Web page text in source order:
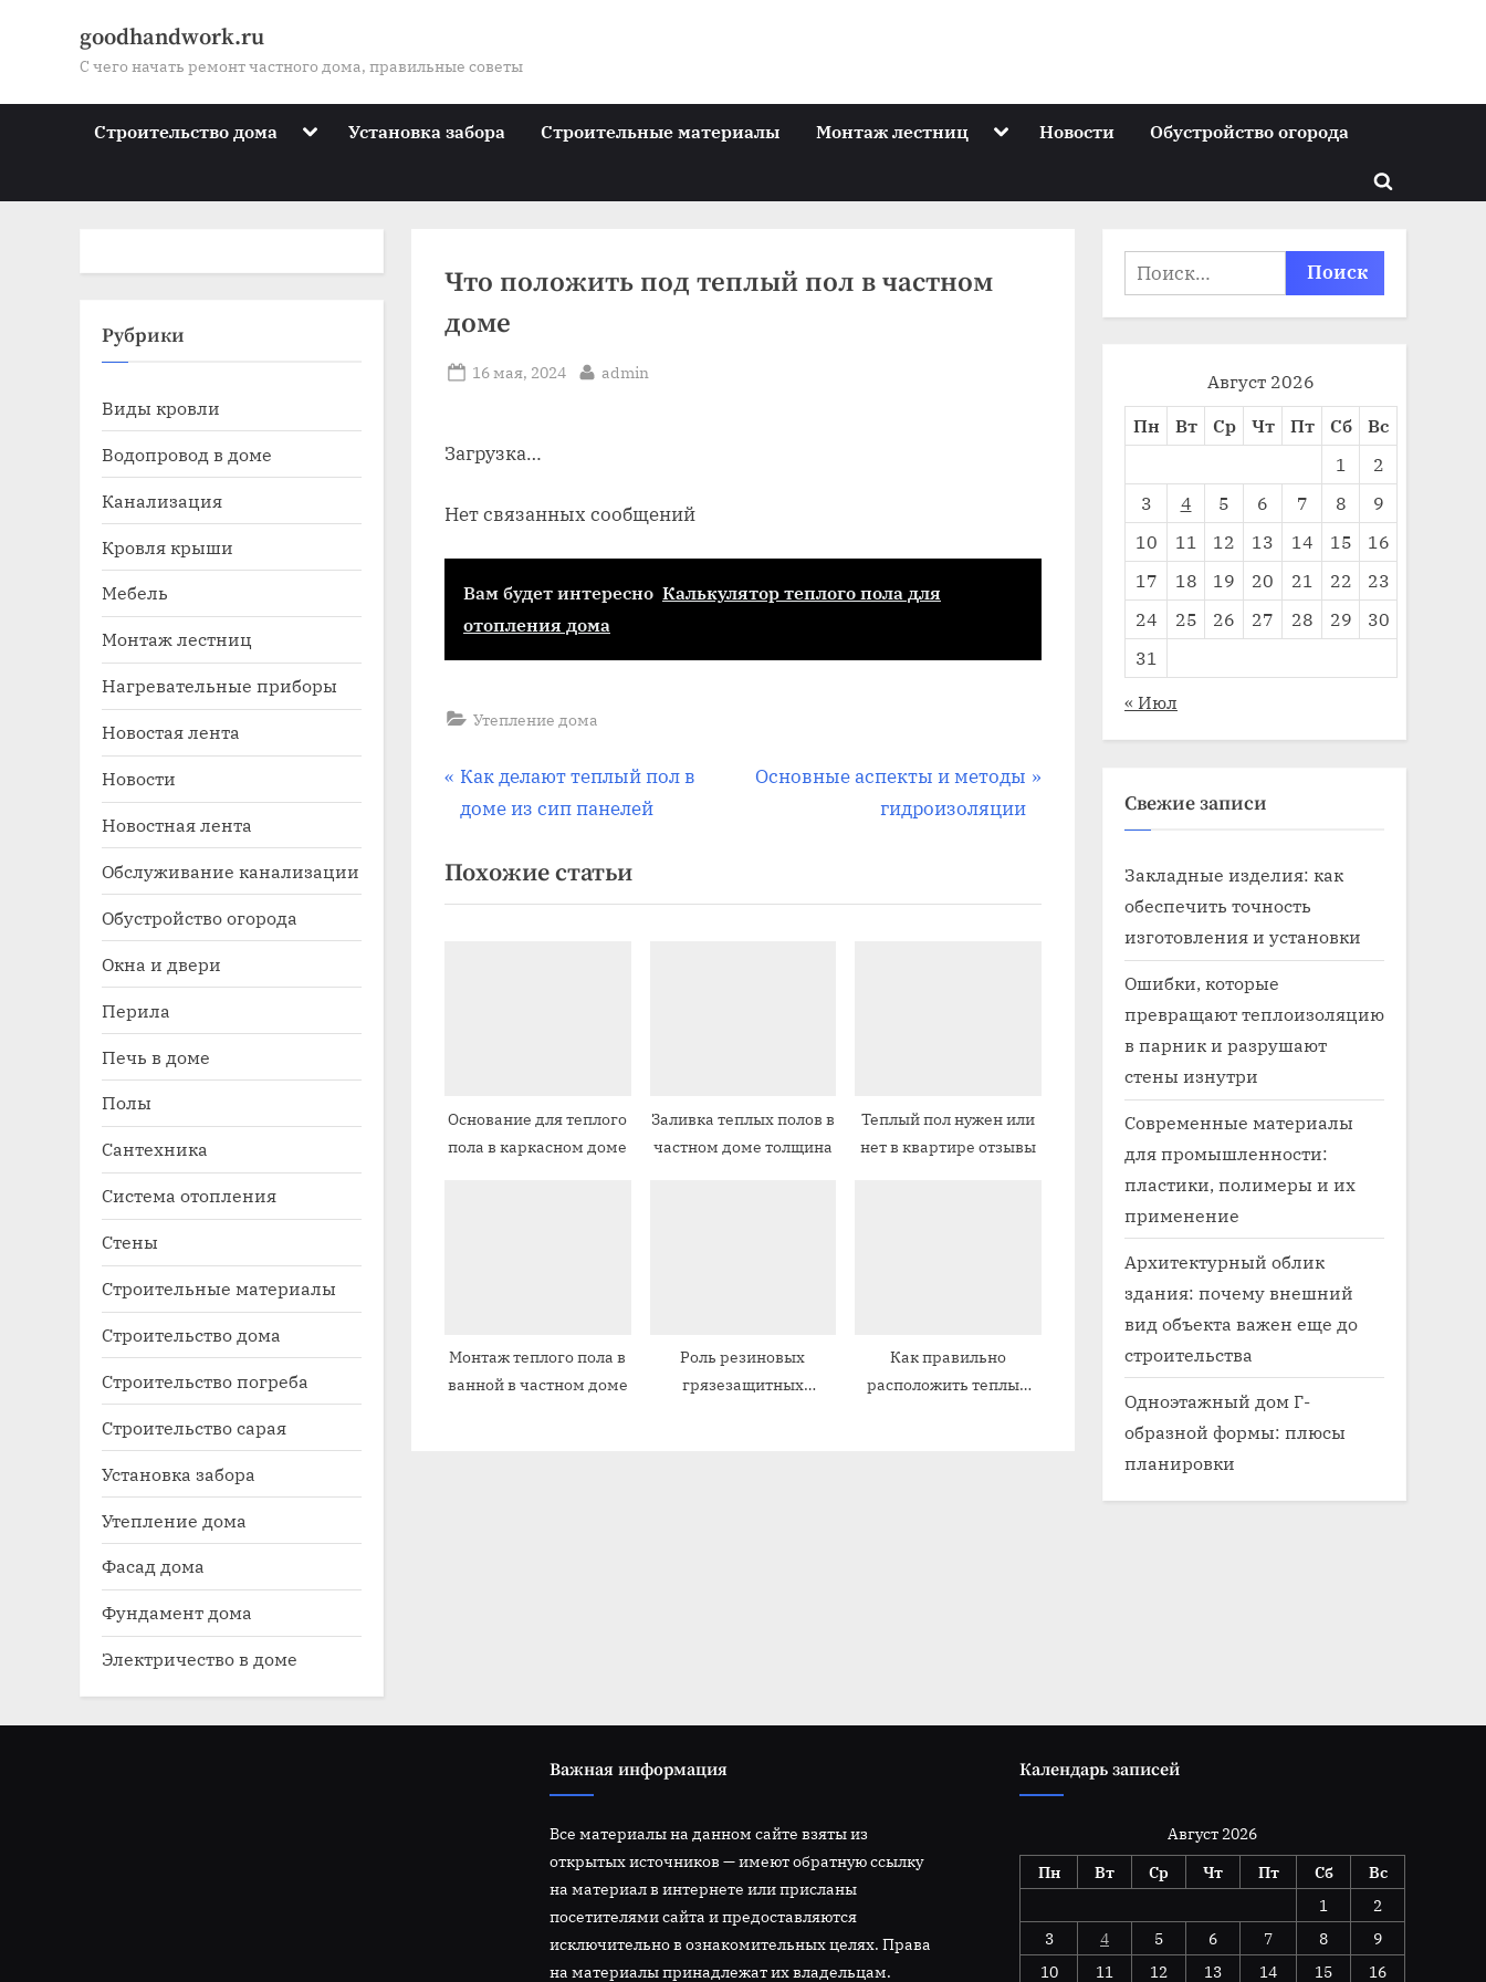
goodhandwork.ru
С чего начать ремонт частного дома, правильные советы
Строительство дома Toggle
menu
sub-
Установка забора Строительные материалы Монтаж лестниц ToggleНовости Обустройство огорода
Toggle
form
Что положить под теплый пол в частном
доме
Posted
16 мая, 2024 By
admin
Загрузка…
Нет связанных сообщений
Вам будет интересно Калькулятор теплого пола для
отопления дома
Утепление дома
Навигация
записям
П
р
д
ы
а
п
Как делают теплый пол в
доме из сип панелей
С
у
п
и
Основные аспекты и методы
гидроизоляции
Похожие статьи
Основание для теплого
пола в каркасном доме
Заливка теплых полов в
частном доме толщина
Теплый пол нужен или
нет в квартире отзывы
Монтаж теплого пола в
ванной в частном доме
Роль резиновых
грязезащитных
Как правильно
расположить теплый
Рубрики
Виды кровли
Водопровод в доме
Канализация
Кровля крыши
Мебель
Монтаж лестниц
Нагревательные приборы
Новостая лента
Новости
Новостная лента
Обслуживание канализации
Обустройство огорода
Окна и двери
Перила
Печь в доме
Полы
Сантехника
Система отопления
Стены
Строительные материалы
Строительство дома
Строительство погреба
Строительство сарая
Установка забора
Утепление дома
Фасад дома
Фундамент дома
Электричество в доме
Найти:
Август 2026
Пн
Вт Ср Чт Пт Сб
Вс
1
2
3
4 5 6 7 8
9
10
11 12 13 14 15
16
17
18 19 20 21 22
23
24
25 26 27 28 29
30
31
« Июл
Свежие записи
Закладные изделия: как
обеспечить точность
изготовления и установки
Ошибки, которые
превращают теплоизоляцию
в парник и разрушают
стены изнутри
Современные материалы
для промышленности:
пластики, полимеры и их
применение
Архитектурный облик
здания: почему внешний
вид объекта важен еще до
строительства
Одноэтажный дом Г-
образной формы: плюсы
планировки
Важная информация
Все материалы на данном сайте взяты из
открытых источников — имеют обратную ссылку
на материал в интернете или присланы
посетителями сайта и предоставляются
исключительно в ознакомительных целях. Права
на материалы принадлежат их владельцам.
Календарь записей
Август 2026
Пн
Вт Ср Чт Пт Сб
Вс
1
2
3
4 5 6 7 8
9
10
11 12 13 14 15 16